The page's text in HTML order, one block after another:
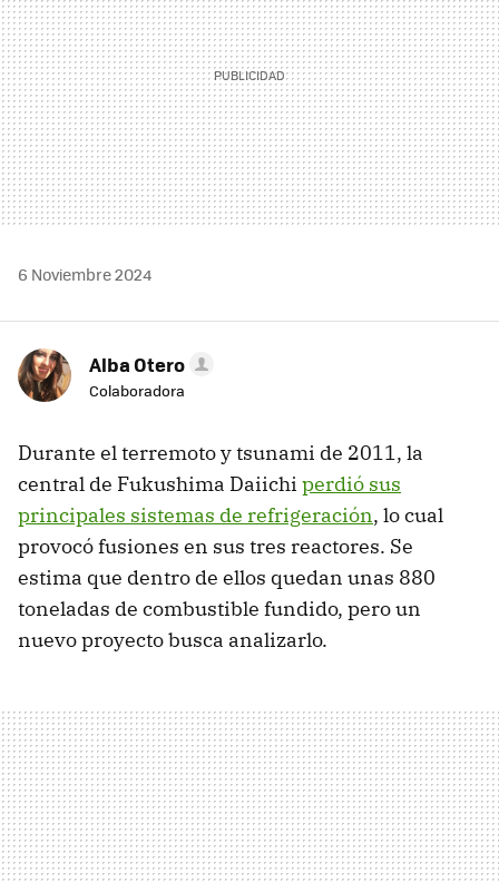
6 Noviembre 2024
Alba Otero
Colaboradora
Durante el terremoto y tsunami de 2011, la
central de Fukushima Daiichi perdió sus
principales sistemas de refrigeración, lo cual
provocó fusiones en sus tres reactores. Se
estima que dentro de ellos quedan unas 880
toneladas de combustible fundido, pero un
nuevo proyecto busca analizarlo.